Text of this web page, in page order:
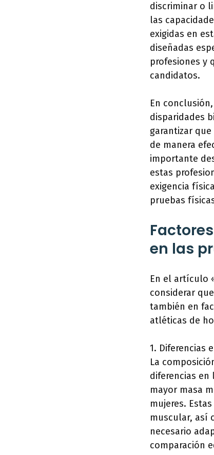
discriminar o
las
exigidas en
diseñadas
profesiones y
candidatos.
En
disparidades
garantizar
de manera
importante
estas
exigencia
pruebas
en las
En el artículo
considerar
también en
atléticas de
1. Diferencias
La
diferencias en
mayor masa
mujeres.
muscular, así
necesario
comparación